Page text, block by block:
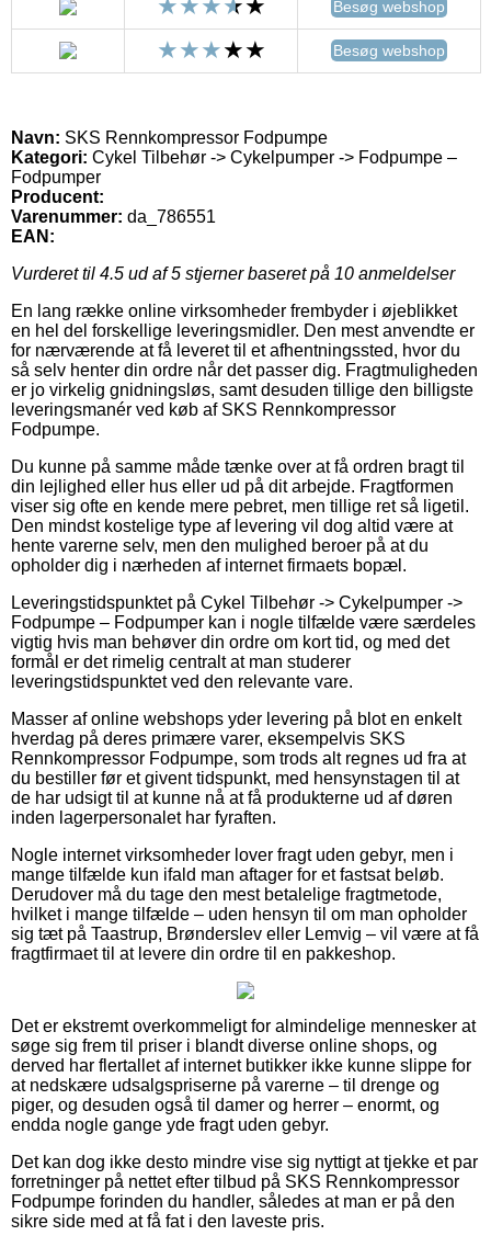
Besøg webshop
Besøg webshop
Navn: SKS Rennkompressor Fodpumpe
Kategori: Cykel Tilbehør -> Cykelpumper -> Fodpumpe –
Fodpumper
Producent:
Varenummer: da_786551
EAN:
Vurderet til 4.5 ud af 5 stjerner baseret på 10 anmeldelser
En lang række online virksomheder frembyder i øjeblikket
en hel del forskellige leveringsmidler. Den mest anvendte er
for nærværende at få leveret til et afhentningssted, hvor du
så selv henter din ordre når det passer dig. Fragtmuligheden
er jo virkelig gnidningsløs, samt desuden tillige den billigste
leveringsmanér ved køb af SKS Rennkompressor
Fodpumpe.
Du kunne på samme måde tænke over at få ordren bragt til
din lejlighed eller hus eller ud på dit arbejde. Fragtformen
viser sig ofte en kende mere pebret, men tillige ret så ligetil.
Den mindst kostelige type af levering vil dog altid være at
hente varerne selv, men den mulighed beroer på at du
opholder dig i nærheden af internet firmaets bopæl.
Leveringstidspunktet på Cykel Tilbehør -> Cykelpumper ->
Fodpumpe – Fodpumper kan i nogle tilfælde være særdeles
vigtig hvis man behøver din ordre om kort tid, og med det
formål er det rimelig centralt at man studerer
leveringstidspunktet ved den relevante vare.
Masser af online webshops yder levering på blot en enkelt
hverdag på deres primære varer, eksempelvis SKS
Rennkompressor Fodpumpe, som trods alt regnes ud fra at
du bestiller før et givent tidspunkt, med hensynstagen til at
de har udsigt til at kunne nå at få produkterne ud af døren
inden lagerpersonalet har fyraften.
Nogle internet virksomheder lover fragt uden gebyr, men i
mange tilfælde kun ifald man aftager for et fastsat beløb.
Derudover må du tage den mest betalelige fragtmetode,
hvilket i mange tilfælde – uden hensyn til om man opholder
sig tæt på Taastrup, Brønderslev eller Lemvig – vil være at få
fragtfirmaet til at levere din ordre til en pakkeshop.
Det er ekstremt overkommeligt for almindelige mennesker at
søge sig frem til priser i blandt diverse online shops, og
derved har flertallet af internet butikker ikke kunne slippe for
at nedskære udsalgspriserne på varerne – til drenge og
piger, og desuden også til damer og herrer – enormt, og
endda nogle gange yde fragt uden gebyr.
Det kan dog ikke desto mindre vise sig nyttigt at tjekke et par
forretninger på nettet efter tilbud på SKS Rennkompressor
Fodpumpe forinden du handler, således at man er på den
sikre side med at få fat i den laveste pris.